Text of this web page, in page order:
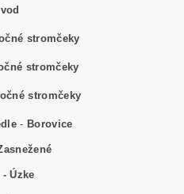
stromčeky
stromčeky
stromčeky
- Borovice
- Úzke